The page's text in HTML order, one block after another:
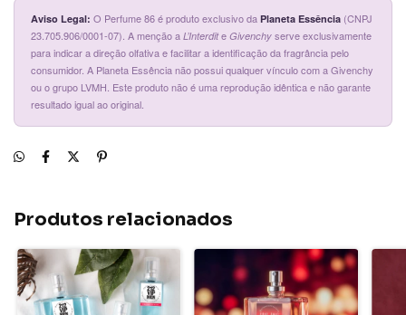
Aviso Legal: O Perfume 86 é produto exclusivo da Planeta Essência(CNPJ
23.705.906/0001-07). A menção a L’Interdite Givenchyserve exclusivamente
para indicar a direção olfativa e facilitar a identificação da fragrância pelo
consumidor. A Planeta Essência não possui qualquer vínculo com a Givenchy
ou o grupo LVMH. Este produto não é uma reprodução idêntica e não garante
resultado igual ao original.
Produtos relacionados